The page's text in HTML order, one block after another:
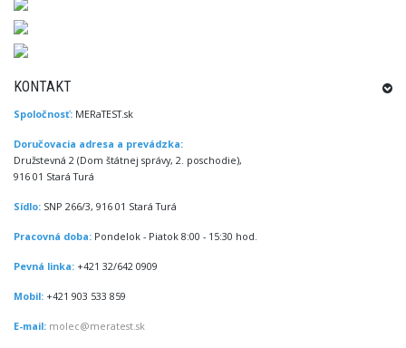
KONTAKT
Spoločnosť: MERaTEST.sk
Doručovacia adresa a prevádzka:
Družstevná 2 (Dom štátnej správy, 2. poschodie),
916 01 Stará Turá
Sídlo: SNP 266/3, 916 01 Stará Turá
Pracovná doba: Pondelok - Piatok 8:00 - 15:30 hod.
Pevná linka: +421 32/642 0909
Mobil: +421 903 533 859
E-mail: molec@meratest.sk